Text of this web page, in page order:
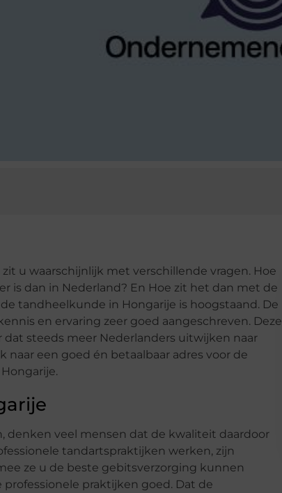
u waarschijnlijk met verschillende vragen. Hoe
is dan in Nederland? En Hoe zit het dan met de
tandheelkunde in Hongarije is hoogstaand. De
en ervaring zeer goed aangeschreven. Deze
steeds meer Nederlanders uitwijken naar
een goed én betaalbaar adres voor de
denken veel mensen dat de kwaliteit daardoor
tandartspraktijken werken, zijn
ze u de beste gebitsverzorging kunnen
praktijken goed. Dat de